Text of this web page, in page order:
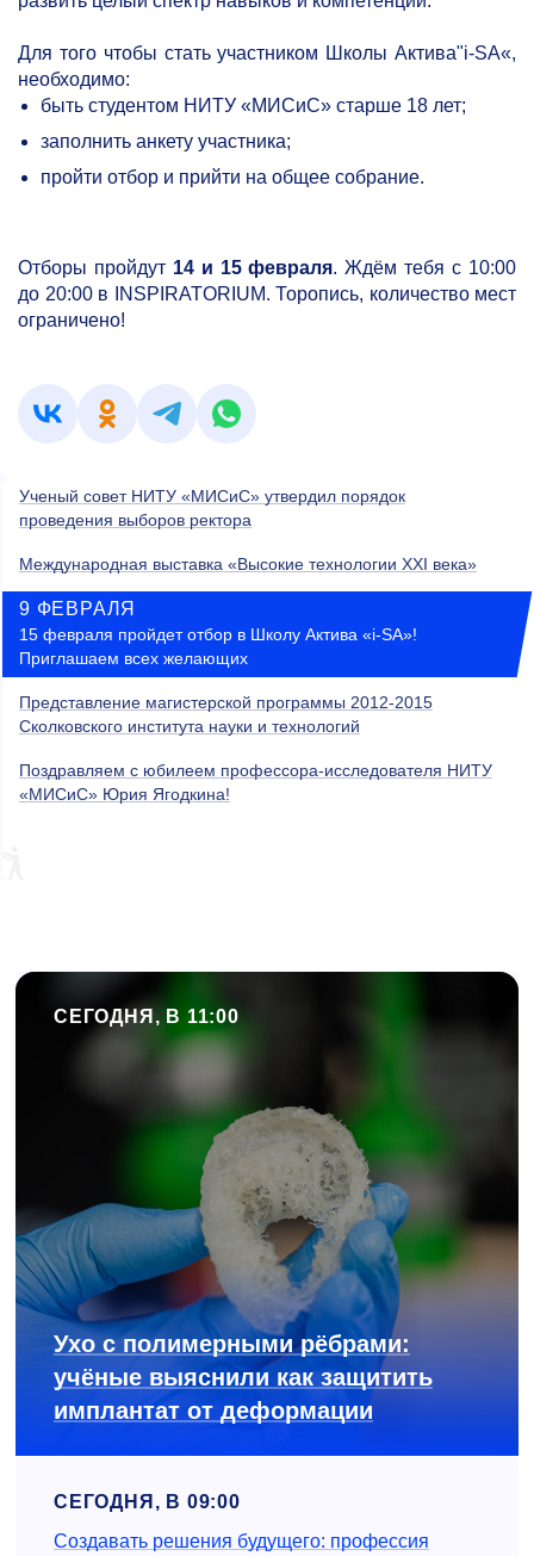
Для того чтобы стать участником Школы Актива"i-SA«,
необходимо:
быть студентом НИТУ «МИСиС» старше 18 лет;
заполнить анкету участника;
пройти отбор и прийти на общее собрание.
Отборы пройдут 14 и 15 февраля. Ждём тебя с 10:00
до 20:00 в INSPIRATORIUM. Торопись, количество мест
ограничено!
Ученый совет НИТУ «МИСиС» утвердил порядок
проведения выборов ректора
Международная выставка «Высокие технологии XXI века»
9 ФЕВРАЛЯ
15 февраля пройдет отбор в Школу Актива «i-SA»!
Приглашаем всех желающих
Представление магистерской программы 2012-2015
Сколковского института науки и технологий
Поздравляем с юбилеем профессора-исследователя НИТУ
«МИСиС» Юрия Ягодкина!
СЕГОДНЯ, В 11:00
Ухо с полимерными рёбрами:
учёные выяснили как защитить
имплантат от деформации
СЕГОДНЯ, В 09:00
Создавать решения будущего: профессия